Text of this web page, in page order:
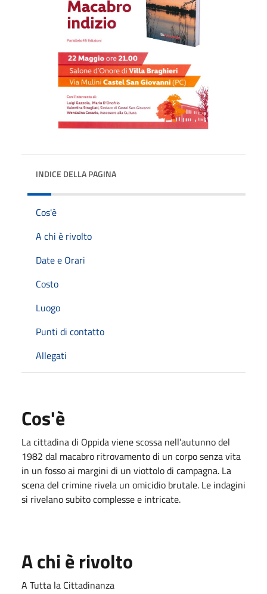
INDICE DELLA PAGINA
Cos'è
A chi è rivolto
Date e Orari
Costo
Luogo
Punti di contatto
Allegati
Cos'è
La cittadina di Oppida viene scossa nell’autunno del
1982 dal macabro ritrovamento di un corpo senza vita
in un fosso ai margini di un viottolo di campagna. La
scena del crimine rivela un omicidio brutale. Le indagini
si rivelano subito complesse e intricate.
A chi è rivolto
A Tutta la Cittadinanza